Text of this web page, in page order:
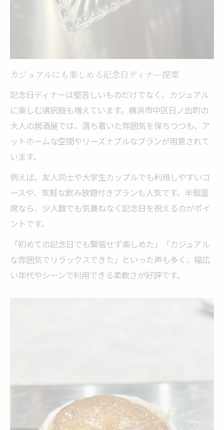
カジュアルにも楽しめる記念日ディナー提案
記念日ディナーは堅苦しいものだけでなく、カジュアル
に楽しむ選択肢も増えています。横浜市中区日ノ出町の
大人の居酒屋では、落ち着いた雰囲気を保ちつつも、ア
ットホームな空間やリーズナブルなプランが用意されて
います。
例えば、友人同士や大学生カップルでも利用しやすいコ
ースや、気軽な飲み放題付きプランも人気です。半個室
席なら、少人数でも気兼ねなく記念日を祝えるのがポイ
ントです。
「初めての記念日でも緊張せず楽しめた」「カジュアル
な雰囲気でリラックスできた」といった声も多く、幅広
い年代やシーンで利用できる柔軟さが好評です。